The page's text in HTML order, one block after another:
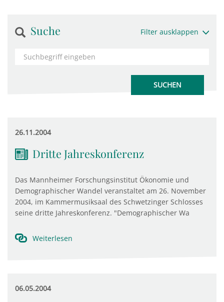
Suche Filter ausklappen
26.11.2004
Dritte Jahreskonferenz
Das Mannheimer Forschungsinstitut Ökonomie und
Demographischer Wandel veranstaltet am 26. November
2004, im Kammermusiksaal des Schwetzinger Schlosses
seine dritte Jahreskonferenz. "Demographischer Wa
Weiterlesen
06.05.2004